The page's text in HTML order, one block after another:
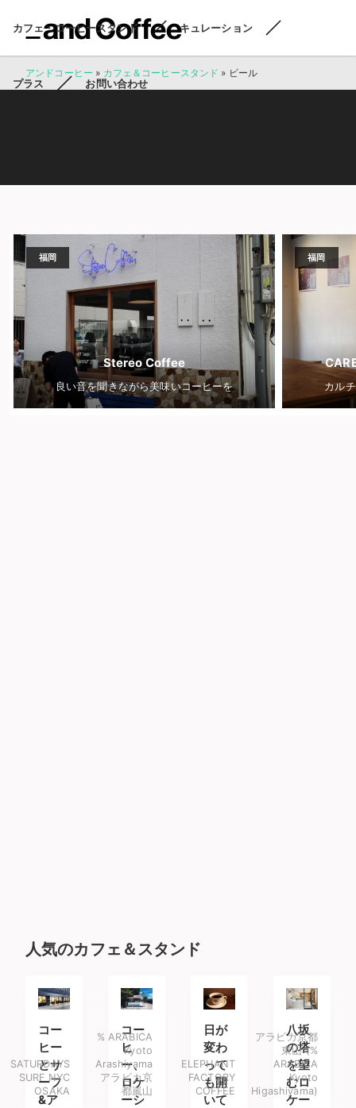
カフェ・コーヒースタンド キュレーション
プラス お問い合わせ
アンドコーヒー » カフェ＆コーヒースタンド » ビール
福岡
Stereo Coffee
良い音を聞きながら美味いコーヒーを
福岡
カル
人気のカフェ＆スタンド
コー
ヒー
とサ
ーフ
&ア
SATURDAYS
SURF NYC
OSAKA
コー
ヒ
ー、
ロケ
ーシ
% ARABICA
Kyoto
Arashiyama
アラビカ京
都嵐山
日が
変わ
って
も開
いて
ELEPHANT
FACTORY
COFFEE
八坂
の塔
を望
むロ
ケー
アラビカ京都
東山 (%
ARABICA
Kyoto
Higashiyama)